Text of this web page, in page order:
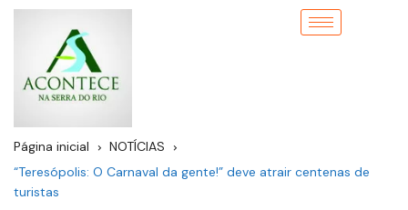
Página inicial
NOTÍCIAS
“Teresópolis: O Carnaval da gente!” deve atrair centenas de
turistas